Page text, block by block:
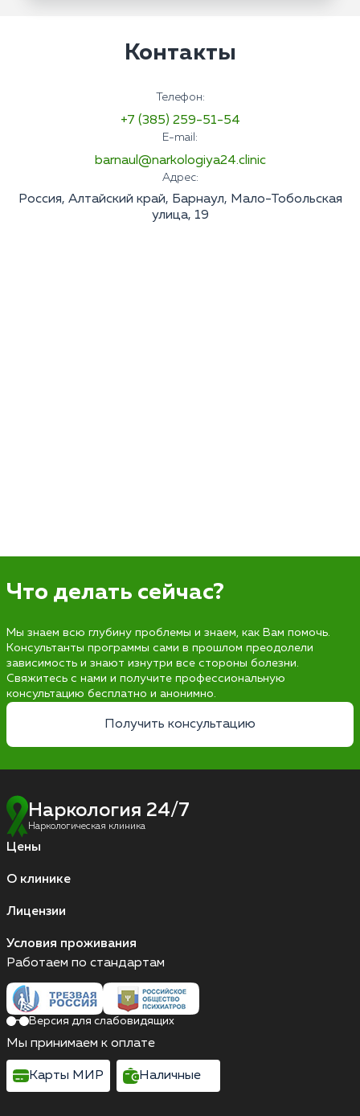
Контакты
Телефон:
+7 (385) 259-51-54
E-mail:
barnaul@narkologiya24.clinic
Адрес:
Россия, Алтайский край, Барнаул, Мало-Тобольская
улица, 19
Что делать сейчас?
Мы знаем всю глубину проблемы и знаем, как Вам помочь.
Консультанты программы сами в прошлом преодолели
зависимость и знают изнутри все стороны болезни.
Свяжитесь с нами и получите профессиональную
консультацию бесплатно и анонимно.
Получить консультацию
Наркология 24/7
Наркологическая клиника
Цены
О клинике
Лицензии
Условия проживания
Работаем по стандартам
Версия для слабовидящих
Мы принимаем к оплате
Карты МИР Наличные